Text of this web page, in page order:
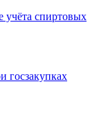
учёта спиртовых
госзакупках